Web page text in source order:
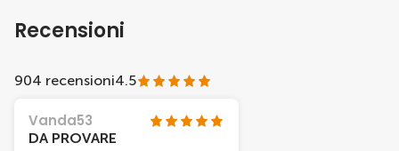
Recensioni
904 recensioni4.5
Vanda53
DA PROVARE